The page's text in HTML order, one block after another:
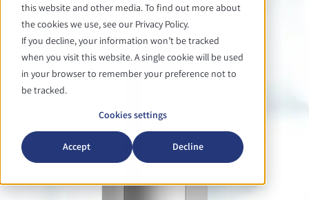
this website and other media. To find out more about
the cookies we use, see our Privacy Policy.
If you decline, your information won’t be tracked
when you visit this website. A single cookie will be used
in your browser to remember your preference not to
be tracked.
Cookies settings
Accept Decline